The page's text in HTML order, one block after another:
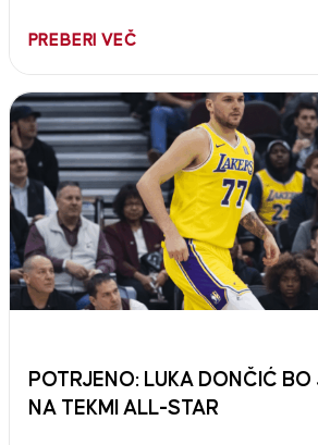
PREBERI VEČ
POTRJENO: LUKA DONČIĆ BO
NA TEKMI ALL-STAR